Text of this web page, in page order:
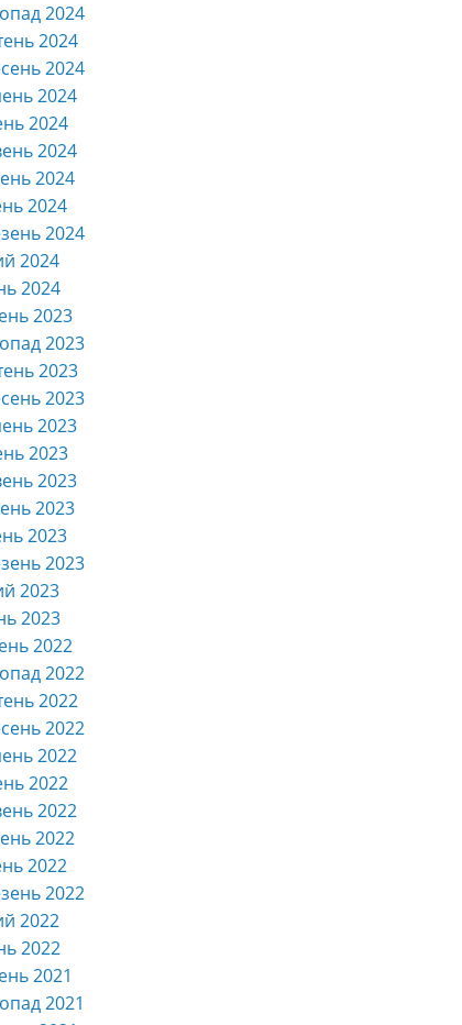
2024
2024
2024
2024
2024
2024
2024
2024
2024
2024
2024
2023
2023
2023
2023
2023
2023
2023
2023
2023
2023
2023
2023
2022
2022
2022
2022
2022
2022
2022
2022
2022
2022
2022
2022
2021
2021